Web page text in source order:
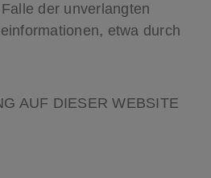
der unverlangten
etwa durch
AUF DIESER WEBSITE